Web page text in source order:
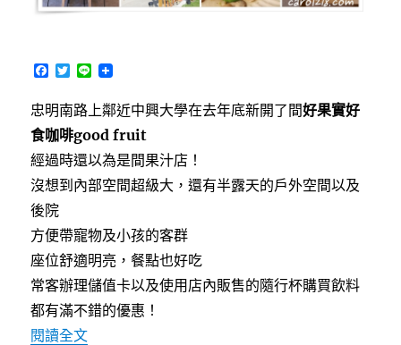
F
c
e
b
o
o
k
T
i
t
t
e
r
L
n
e
忠明南路上鄰近中興大學在去年底新開了間好果實好
食咖啡good fruit
經過時還以為是間果汁店！
沒想到內部空間超級大，還有半露天的戶外空間以及
後院
方便帶寵物及小孩的客群
座位舒適明亮，餐點也好吃
常客辦理儲值卡以及使用店內販售的隨行杯購買飲料
都有滿不錯的優惠！
閱讀全文〈[台中南區]好果實 好食咖啡good fruit～清新